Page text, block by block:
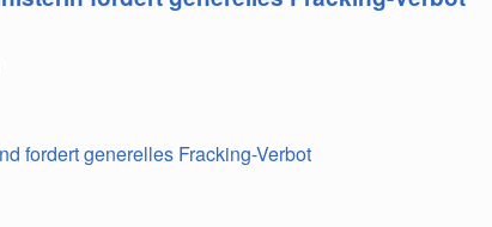
fordert generelles Fracking-Verbot